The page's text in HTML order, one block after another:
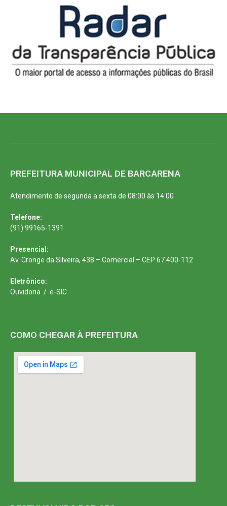
PREFEITURA MUNICIPAL DE BARCARENA
Atendimento de segunda a sexta de 08:00 às 14:00
Telefone:
(91) 99165-1391
Presencial:
Av. Cronge da Silveira, 438 – Comercial – CEP 67.400-112
Eletrônico:
Ouvidoria / e-SIC
COMO CHEGAR À PREFEITURA